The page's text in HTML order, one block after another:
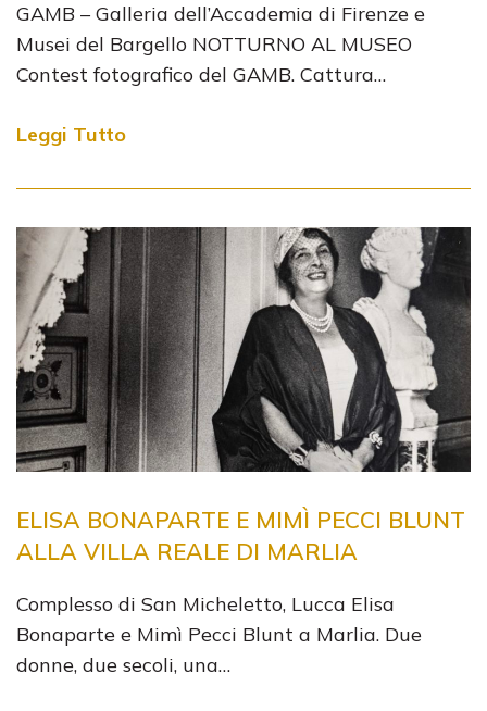
GAMB – Galleria dell’Accademia di Firenze e
Musei del Bargello NOTTURNO AL MUSEO
Contest fotografico del GAMB. Cattura…
Leggi Tutto
ELISA BONAPARTE E MIMÌ PECCI BLUNT
ALLA VILLA REALE DI MARLIA
Complesso di San Micheletto, Lucca Elisa
Bonaparte e Mimì Pecci Blunt a Marlia. Due
donne, due secoli, una…